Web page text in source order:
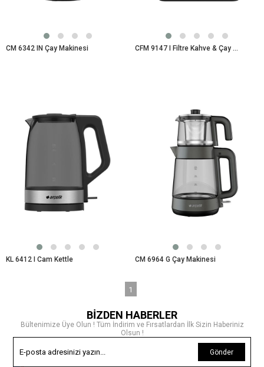
CM 6342 IN Çay Makinesi CFM 9147 I Filtre Kahve & Çay Makinesi
KL 6412 I Cam Kettle CM 6964 G Çay Makinesi
1
BİZDEN HABERLER
Bültenimize Üye Olun ! Tüm İndirim ve Fırsatlardan İlk Sizin Haberiniz
Olsun !
Gönder